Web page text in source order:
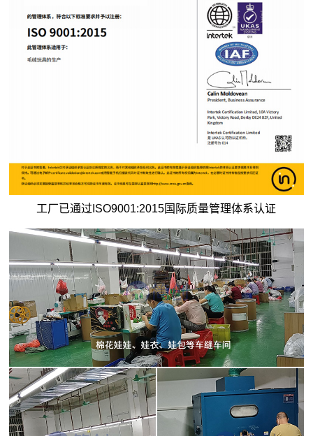
工厂已通过ISO9001:2015国际质量管理体系认证